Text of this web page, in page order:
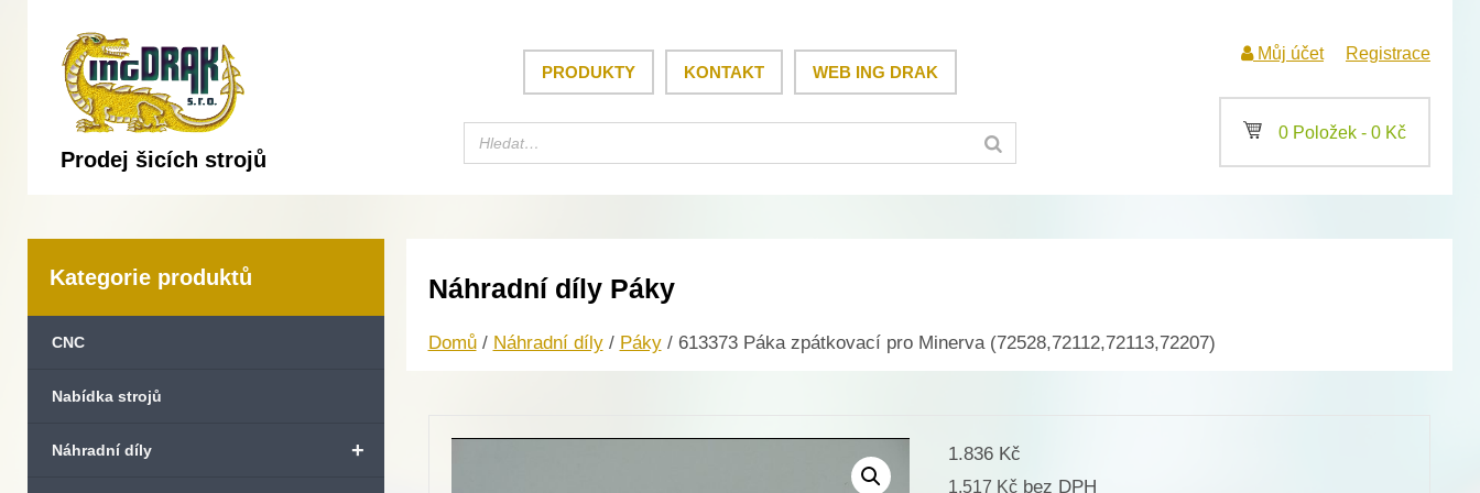
Prodej šicích strojů
PRODUKTY KONTAKT WEB ING DRAK
Můj účet Registrace
a 0 Položek - 0 Kč
Kategorie produktů
CNC
Nabídka strojů
+
Náhradní díly
Náhradní díly Páky
Domů/ Náhradní díly/ Páky/ 613373 Páka zpátkovací pro Minerva (72528,72112,72113,72207)
1.836 Kč
1.517 Kč bez DPH